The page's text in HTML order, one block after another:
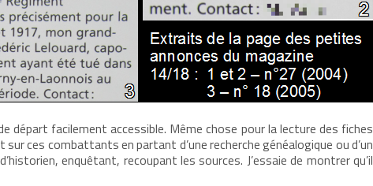
départ facilement accessible. Même chose pour la lecture des fiches
ces combattants en partant d’une recherche généalogique ou d’un
enquêtant, recoupant les sources. J’essaie de montrer qu’il